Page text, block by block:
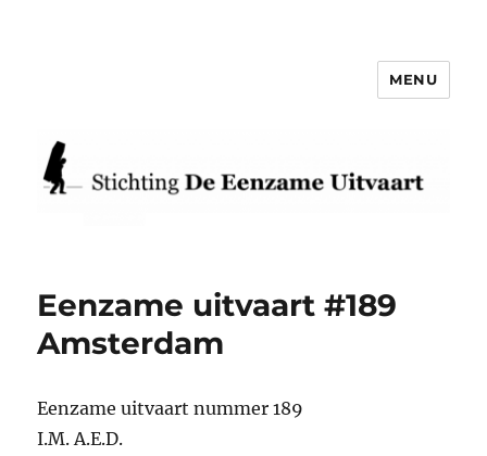
MENU
Eenzame uitvaart #189
Amsterdam
Eenzame uitvaart nummer 189
I.M. A.E.D.